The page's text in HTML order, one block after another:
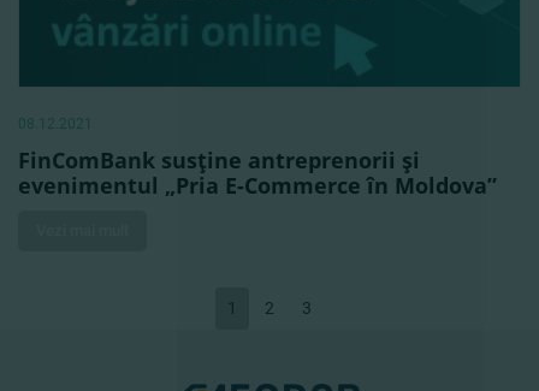
08.12.2021
FinComBank susţine antreprenorii şi
evenimentul „Pria E-Commerce în Moldova”
1 2 3